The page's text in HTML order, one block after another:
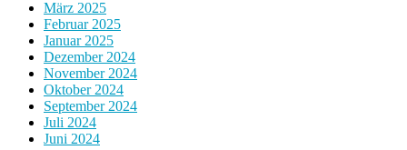
März 2025
Februar 2025
Januar 2025
Dezember 2024
November 2024
Oktober 2024
September 2024
Juli 2024
Juni 2024